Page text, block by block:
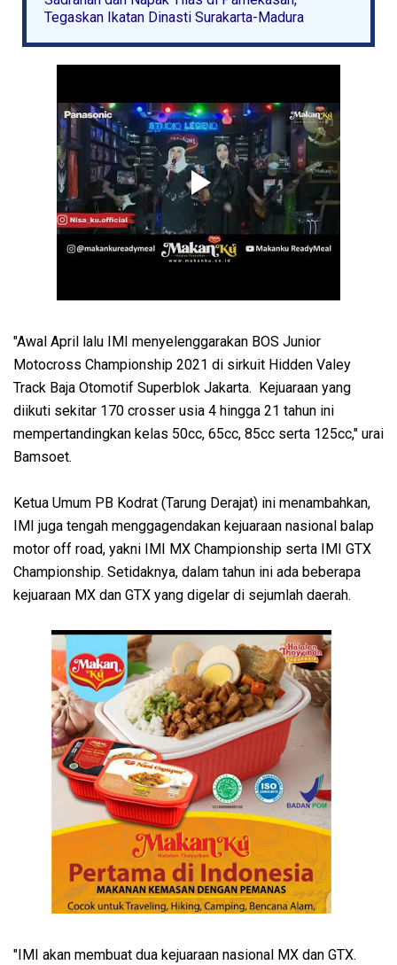
Tegaskan Ikatan Dinasti Surakarta-Madura
"Awal April lalu IMI menyelenggarakan BOS Junior
Motocross Championship 2021 di sirkuit Hidden Valey
Track Baja Otomotif Superblok Jakarta. Kejuaraan yang
diikuti sekitar 170 crosser usia 4 hingga 21 tahun ini
mempertandingkan kelas 50cc, 65cc, 85cc serta 125cc," urai
Bamsoet.
Ketua Umum PB Kodrat (Tarung Derajat) ini menambahkan,
IMI juga tengah menggagendakan kejuaraan nasional balap
motor off road, yakni IMI MX Championship serta IMI GTX
Championship. Setidaknya, dalam tahun ini ada beberapa
kejuaraan MX dan GTX yang digelar di sejumlah daerah.
"IMI akan membuat dua kejuaraan nasional MX dan GTX.